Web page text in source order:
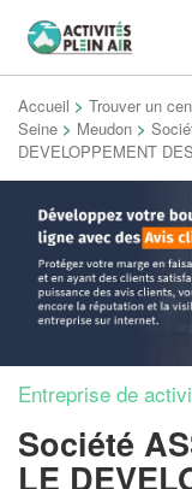
Accueil > Trouver un
Seine > Meudon >
DEVELOPPEMENT
Entreprise de
Société
LE